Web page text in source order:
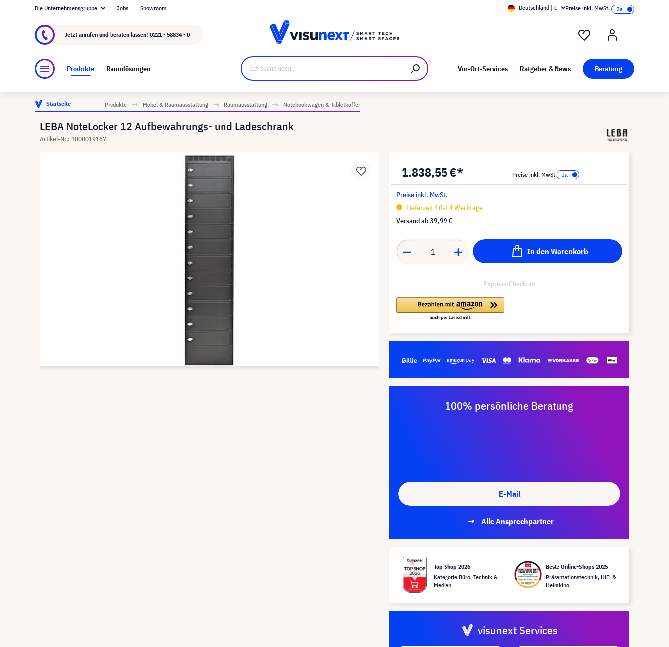
Über visunext.de Kunst bei visunext
Die Unternehmensgruppe Jobs Showroom Deutschland | € Preise inkl. MwSt.
Jetzt anrufen und beraten lassen! 0221 - 58834 - 0
Produkte Raumlösungen Vor-Ort-Services Ratgeber & News Beratung
Startseite Produkte Möbel & Raumausstattung Raumausstattung Notebookwagen & Tabletkoffer
LEBA NoteLocker 12 Aufbewahrungs- und Ladeschrank
Artikel-Nr.: 1000019167
1.838,55 €* Preise inkl. MwSt.
Preise inkl. MwSt.
Lieferzeit 10-14 Werktage
Versand ab39,99 €
In den Warenkorb
Express-Checkout
100% persönliche Beratung
E-Mail
Alle Ansprechpartner
Top Shop 2026
Kategorie Büro, Technik &
Medien
Beste Online-Shops 2025
Präsentationstechnik, HiFi &
Heimkino
visunext Services